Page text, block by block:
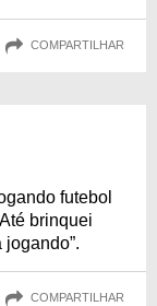
COMPARTILHAR
futebol
brinquei
COMPARTILHAR